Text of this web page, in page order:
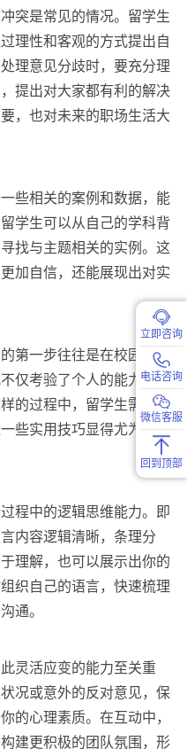
突是常见的情况。留学生
理性和客观的方式提出自
理意见分歧时，要充分理
提出对大家都有利的解决
，也对未来的职场生活大
些相关的案例和数据，能
学生可以从自己的学科背
找与主题相关的实例。这
加自信，还能展现出对实
第一步往往是在校园里进
仅考验了个人的能力，更
的过程中，留学生需要面
些实用技巧显得尤为重
程中的逻辑思维能力。即
内容逻辑清晰，条理分
理解，也可以展示出你的
织自己的语言，快速梳理
通。
灵活应变的能力至关重
况或意外的反对意见，保
的心理素质。在互动中，
建更积极的团队氛围，形
立即咨询
电话咨询
微信客服
回到顶部